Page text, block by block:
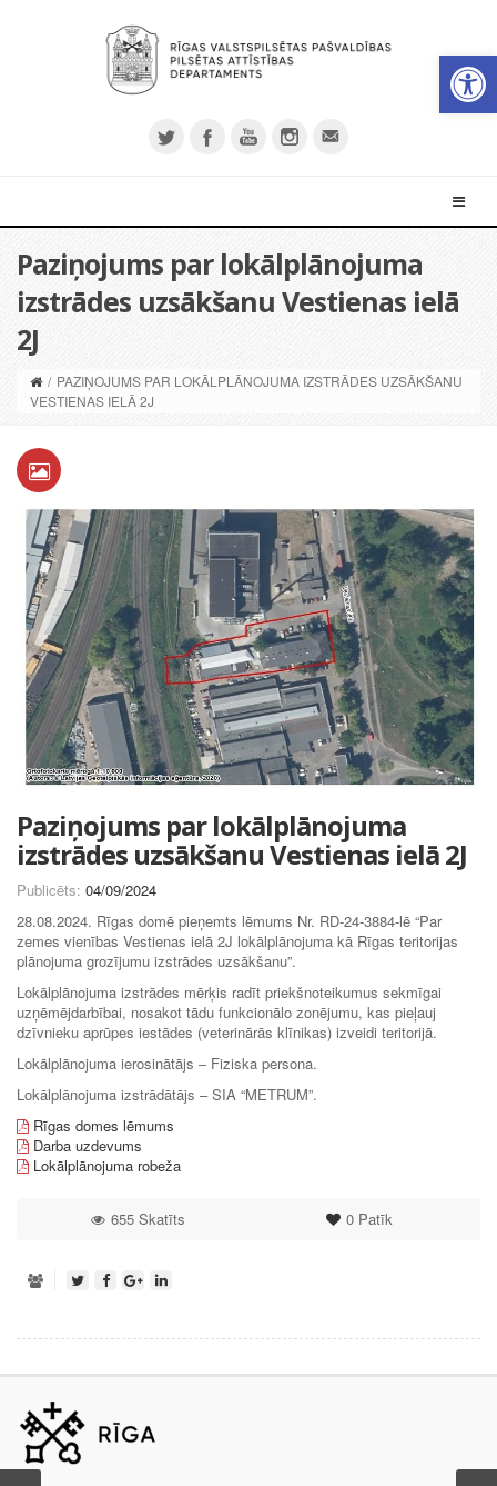
Paziņojums par lokālplānojuma
izstrādes uzsākšanu Vestienas ielā
2J
/ PAZIŅOJUMS PAR LOKĀLPLĀNOJUMA IZSTRĀDES UZSĀKŠANU
VESTIENAS IELĀ 2J
Paziņojums par lokālplānojuma
izstrādes uzsākšanu Vestienas ielā 2J
Publicēts: 04/09/2024
28.08.2024. Rīgas domē pieņemts lēmums Nr. RD-24-3884-lē “Par
zemes vienības Vestienas ielā 2J lokālplānojuma kā Rīgas teritorijas
plānojuma grozījumu izstrādes uzsākšanu”.
Lokālplānojuma izstrādes mērķis radīt priekšnoteikumus sekmīgai
uzņēmējdarbībai, nosakot tādu funkcionālo zonējumu, kas pieļauj
dzīvnieku aprūpes iestādes (veterinārās klīnikas) izveidi teritorijā.
Lokālplānojuma ierosinātājs – Fiziska persona.
Lokālplānojuma izstrādātājs – SIA “METRUM”.
Rīgas domes lēmums
Darba uzdevums
Lokālplānojuma robeža
0Patīk
655 Skatīts